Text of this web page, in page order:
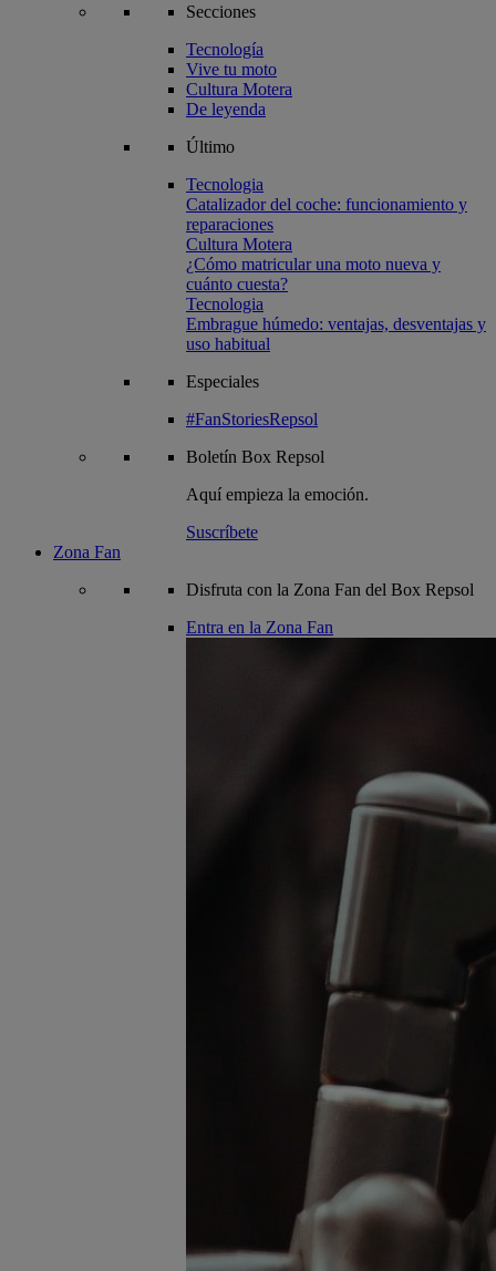
Secciones
Tecnología
Vive tu moto
Cultura Motera
De leyenda
Último
Tecnologia
Catalizador del coche: funcionamiento y
reparaciones
Cultura Motera
¿Cómo matricular una moto nueva y
cuánto cuesta?
Tecnologia
Embrague húmedo: ventajas, desventajas y
uso habitual
Especiales
#FanStoriesRepsol
Boletín Box Repsol
Aquí empieza la emoción.
Suscríbete
Zona Fan
Disfruta con la Zona Fan del Box Repsol
Entra en la Zona Fan